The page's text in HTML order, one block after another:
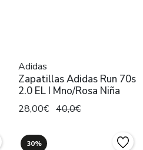
Adidas
Zapatillas Adidas Run 70s
2.0 EL I Mno/Rosa Niña
28,00€ 40,0€
30%